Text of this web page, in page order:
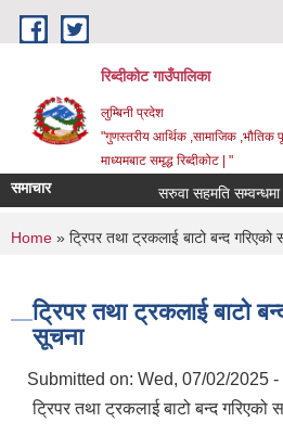
Skip to main content
रिब्दीकोट गाउँपालिका
लुम्बिनी प्रदेश
"गुणस्तरीय आर्थिक ,सामाजिक ,भौतिक
माध्यमबाट समृद्ध रिब्दीकोट | "
समाचार सरुवा सहमति सम्वन्धमा
You are here
Home » ट्रिपर तथा ट्रकलाई बाटो बन्द गरिएको
ट्रिपर तथा ट्रकलाई बाटो
सूचना
Submitted on: Wed, 07/02/2025 -
ट्रिपर तथा ट्रकलाई बाटो बन्द गरिएको